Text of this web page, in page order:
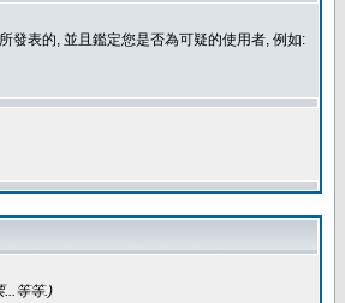
發表的, 並且鑑定您是否為可疑的使用者, 例如:
...等等.)